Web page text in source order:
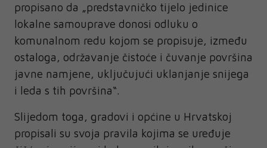
propisano da „predstavničko tijelo jedinice
lokalne samouprave donosi odluku o
komunalnom redu kojom se propisuje, između
ostaloga, održavanje čistoće i čuvanje površina
javne namjene, uključujući uklanjanje snijega
i leda s tih površina“.
Slijedom toga, gradovi i općine u Hrvatskoj
propisali su svoja pravila kojima se uređuje